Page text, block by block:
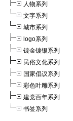
人物系列
文字系列
城市系列
logo系列
镀金镀银系列
民俗文化系列
国家倡议系列
彩色叶雕系列
建党百年系列
书签系列